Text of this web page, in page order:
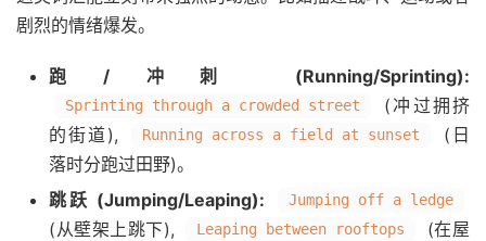
剧烈的情绪爆发。
跑/冲刺 (Running/Sprinting):
Sprinting through a crowded street
(冲过拥挤
的街道),
Running across a field at sunset
(日
落时分跑过田野)。
跳跃 (Jumping/Leaping):
Jumping off a ledge
(从壁架上跳下), Leaping between rooftops
(在屋